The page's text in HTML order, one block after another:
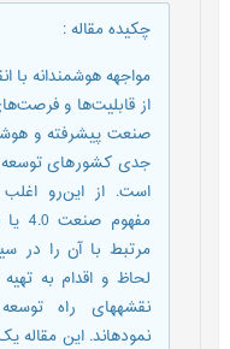
چکیده مقاله:
مواجهه هوشمندانه با
از قابلیت‌ها و
صنعت پیشرفته و
جدی کشورهای توسعه
است. از این‌رو اغلب
مفهوم
مرتبط با آن را در
‏لحاظ و اقدام به
نقشه‏های راه
نموده‏اند. این مقاله